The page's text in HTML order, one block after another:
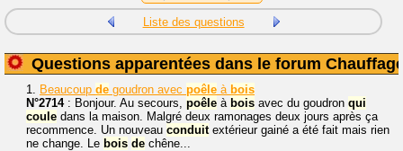
Liste des questions
Questions apparentées dans le forum
1. Beaucoup de goudron avec poêle à bois
N°2714: Bonjour. Au secours, poêle à bois avec du goudron qui
coule dans la maison. Malgré deux ramonages deux jours après ça
recommence. Un nouveau conduitextérieur gainé a été fait mais rien
ne change. Le bois de chêne...